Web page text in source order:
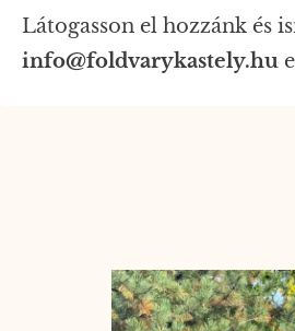
Látogasson el hozzánk és
info@foldvarykastely.hu